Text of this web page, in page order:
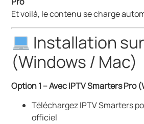
Et voilà, le contenu se charge
Installation
(Windows / Mac)
Option 1 – Avec IPTV Smarters Pro
Téléchargez IPTV Smarters
officiel